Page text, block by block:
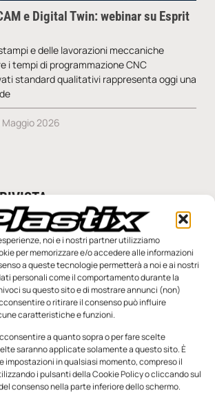
noi e i nostri partner utilizziamo
per memorizzare e/o accedere alle informazioni
a queste tecnologie permetterà a noi e ai nostri
personali come il comportamento durante la
su questo sito e di mostrare annunci (non)
o ritirare il consenso può influire
caratteristiche e funzioni.
a quanto sopra o per fare scelte
saranno applicate solamente a questo sito. È
impostazioni in qualsiasi momento, compreso il
i pulsanti della Cookie Policy o cliccando sul
consenso nella parte inferiore dello schermo.
e Digital Twin: webinar su Esprit
e delle lavorazioni meccaniche
i tempi di programmazione CNC
standard qualitativi rappresenta oggi una
Maggio 2026
n.4 - Maggio 2026 n.3 - Aprile 2026